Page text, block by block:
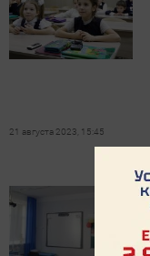
21 августа 2023, 15:45